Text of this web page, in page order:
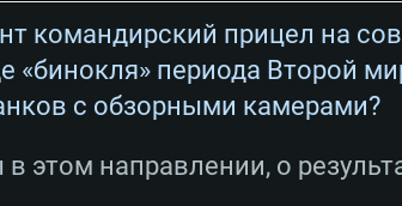
командирский прицел на
«бинокля» периода Второй
с обзорными камерами?
этом направлении, о